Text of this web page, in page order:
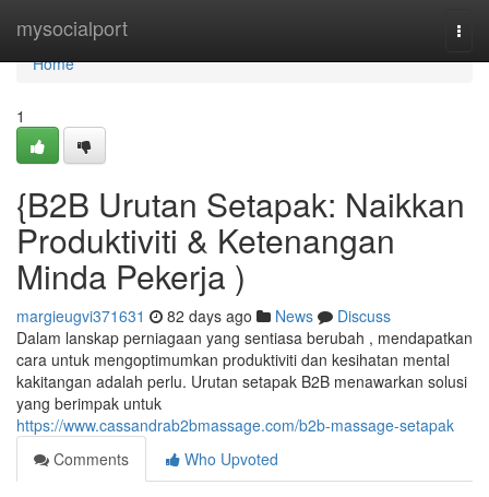
mysocialport
Home
Home
1
{B2B Urutan Setapak: Naikkan
Produktiviti & Ketenangan
Minda Pekerja )
margieugvi371631 82 days ago News
Discuss
Dalam lanskap perniagaan yang sentiasa berubah , mendapatkan
cara untuk mengoptimumkan produktiviti dan kesihatan mental
kakitangan adalah perlu. Urutan setapak B2B menawarkan solusi
yang berimpak untuk
https://www.cassandrab2bmassage.com/b2b-massage-setapak
Comments
Who Upvoted